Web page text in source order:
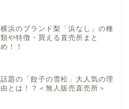
横浜のブランド梨「浜なし」の種
類や特徴・買える直売所まと
め！！
話題の「餃子の雪松」大人気の理
由とは！？＜無人販売直売所＞